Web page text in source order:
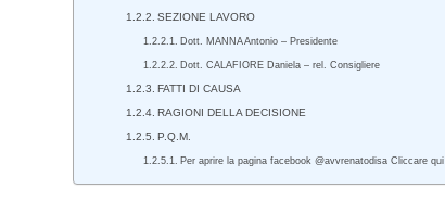
SEZIONE LAVORO
Dott. MANNA Antonio – Presidente
Dott. CALAFIORE Daniela – rel. Consigliere
FATTI DI CAUSA
RAGIONI DELLA DECISIONE
P.Q.M.
Per aprire la pagina facebook @avvrenatodisa Cliccare qui